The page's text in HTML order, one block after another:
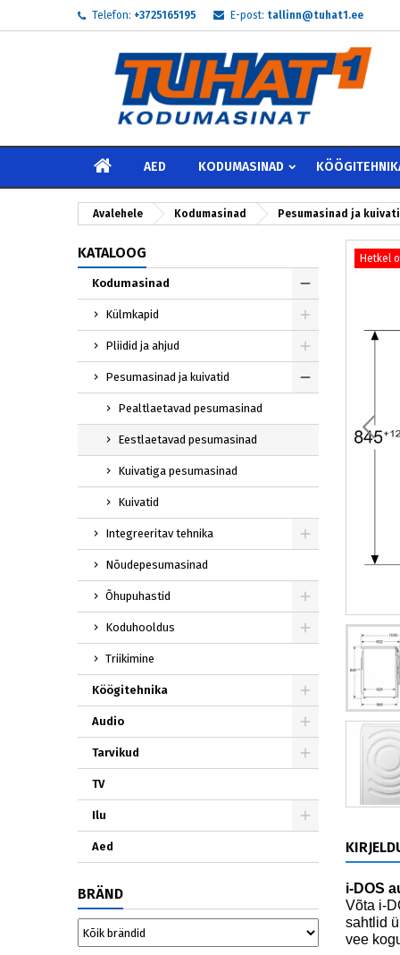
Telefon: +3725165195 E-post: tallinn@tuhat1.ee
AVALEHELE
AED KODUMASINAD
Avalehele Kodumasinad Pesumasinad ja
KATALOOG
Kodumasinad
Külmkapid
Pliidid ja ahjud
Pesumasinad ja kuivatid
Pealtlaetavad pesumasinad
Eestlaetavad pesumasinad
Kuivatiga pesumasinad
Kuivatid
Integreeritav tehnika
Nõudepesumasinad
Õhupuhastid
Koduhooldus
Triikimine
Köögitehnika
Audio
Tarvikud
TV
Ilu
Aed
BRÄND
Hetkel
i-DOS
Võta i-
sahtlid
vee